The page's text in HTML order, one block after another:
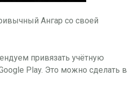
Ангар со своей
привязать учётную
Play. Это можно сделать в